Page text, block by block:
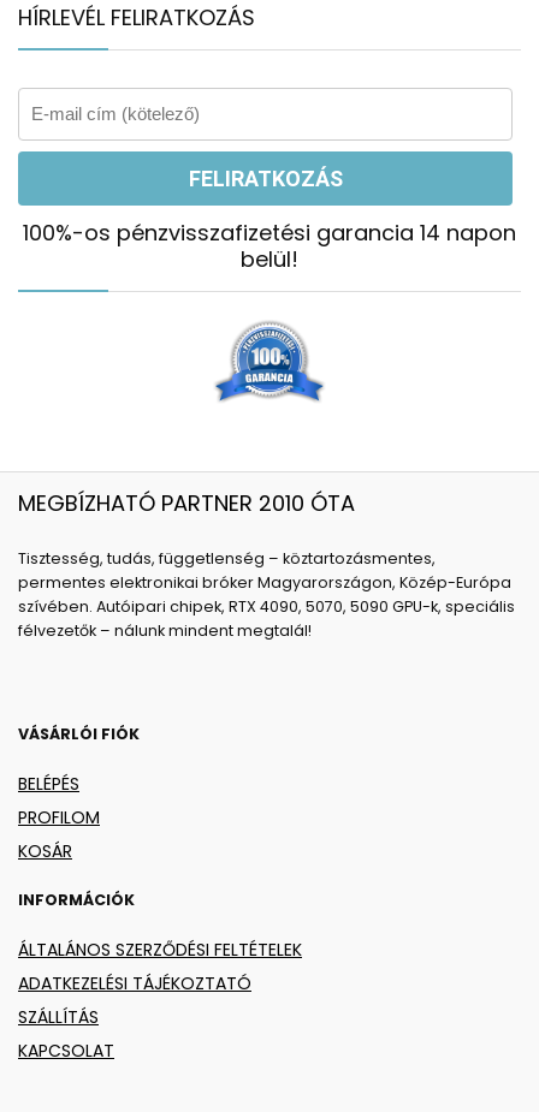
HÍRLEVÉL FELIRATKOZÁS
100%-os pénzvisszafizetési garancia 14 napon
belül!
MEGBÍZHATÓ PARTNER 2010 ÓTA
Tisztesség, tudás, függetlenség – köztartozásmentes,
permentes elektronikai bróker Magyarországon, Közép-Európa
szívében. Autóipari chipek, RTX 4090, 5070, 5090 GPU-k, speciális
félvezetők – nálunk mindent megtalál!
VÁSÁRLÓI FIÓK
BELÉPÉS
PROFILOM
KOSÁR
INFORMÁCIÓK
ÁLTALÁNOS SZERZŐDÉSI FELTÉTELEK
ADATKEZELÉSI TÁJÉKOZTATÓ
SZÁLLÍTÁS
KAPCSOLAT